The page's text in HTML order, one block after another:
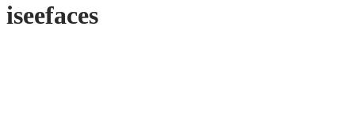
iseefaces